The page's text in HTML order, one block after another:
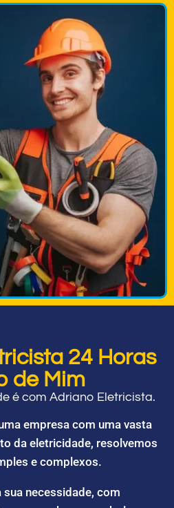
24 Horas
de Mim
é com Adriano Eletricista.
empresa com uma vasta
da eletricidade, resolvemos
e complexos.
necessidade, com